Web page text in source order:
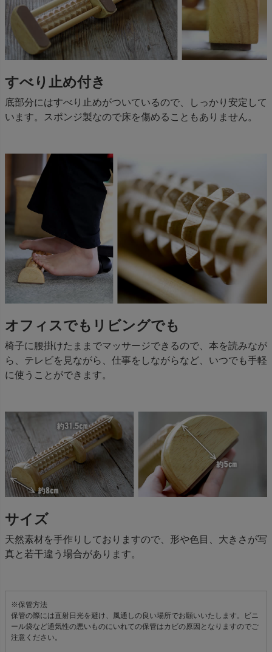
すべり止め付き
底部分にはすべり止めがついているので、しっかり安定して
います。スポンジ製なので床を傷めることもありません。
オフィスでもリビングでも
椅子に腰掛けたままでマッサージできるので、本を読みなが
ら、テレビを見ながら、仕事をしながらなど、いつでも手軽
に使うことができます。
サイズ
天然素材を手作りしておりますので、形や色目、大きさが写
真と若干違う場合があります。
※保管方法
保管の際には直射日光を避け、風通しの良い場所でお願いいたします。ビニ
ール袋など通気性の悪いものにいれての保管はカビの原因となりますのでご
注意ください。